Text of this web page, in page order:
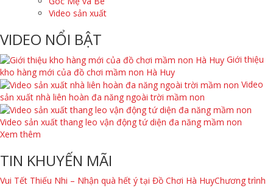
Video sản xuất
VIDEO NỔI BẬT
Giới thiệu
kho hàng mới của đồ chơi mầm non Hà Huy
Video
sản xuất nhà liên hoàn đa năng ngoài trời mầm non
Video sản xuất thang leo vận động tứ diện đa năng mầm non
Xem thêm
TIN KHUYẾN MÃI
Vui Tết Thiếu Nhi – Nhận quà hết ý tại Đồ Chơi Hà HuyChương trình